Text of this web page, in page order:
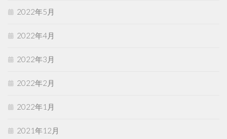
2022年5月
2022年4月
2022年3月
2022年2月
2022年1月
2021年12月